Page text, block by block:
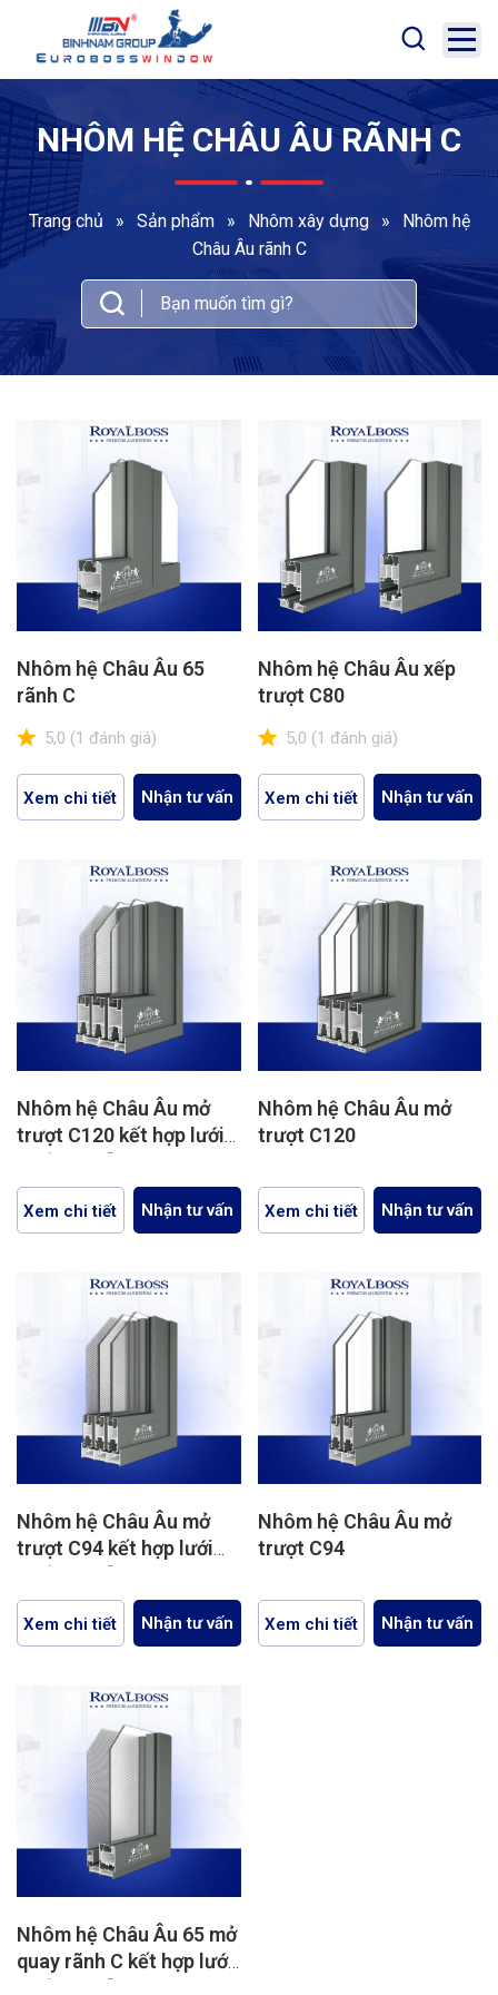
NHÔM HỆ CHÂU ÂU RÃNH C
Trang chủ » Sản phẩm » Nhôm xây dựng »
Nhôm hệ
Châu Âu rãnh C
Nhôm hệ Châu Âu 65
rãnh C
5,0 (1 đánh giá)
Xem chi tiết Nhận tư vấn
Nhôm hệ Châu Âu xếp
trượt C80
5,0 (1 đánh giá)
Xem chi tiết Nhận tư vấn
Nhôm hệ Châu Âu mở
trượt C120 kết hợp lưới
Xem chi tiết Nhận tư vấn
Nhôm hệ Châu Âu mở
trượt C120
Xem chi tiết Nhận tư vấn
Nhôm hệ Châu Âu mở
trượt C94 kết hợp lưới
Xem chi tiết Nhận tư vấn
Nhôm hệ Châu Âu mở
trượt C94
Xem chi tiết Nhận tư vấn
Nhôm hệ Châu Âu 65 mở
quay rãnh C kết hợp lưới